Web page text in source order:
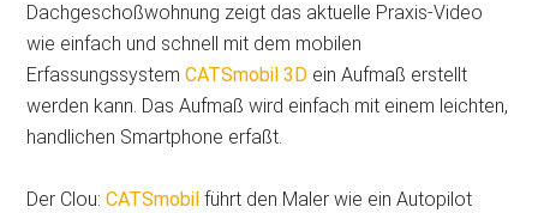
Dachgeschoßwohnung zeigt das aktuelle Praxis-Video
wie einfach und schnell mit dem mobilen
ErfassungssystemCATSmobil 3D ein Aufmaß erstellt
werden kann. Das Aufmaß wird einfach mit einem leichten,
handlichen Smartphone erfaßt.
Der Clou:CATSmobil führt den Maler wie ein Autopilot